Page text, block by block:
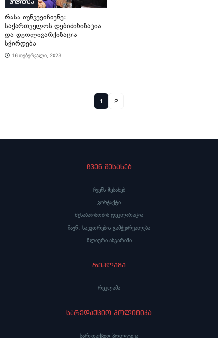
პოლიტიკა
რასა იუნკევიჩიენე:
საქართველოს დებიძინიზაცია
და დეოლიგარქიზაცია
სჭირდება
16 თებერვალი, 2023
1 2
ჩვენ შესახებ
ჩვენს შესახებ
კონტაქტი
შესაბამისობის დეკლარაცია
მაუწ. საკუთრების გამჭვირვალება
წლიური ანგარიში
რეკლამა
რეკლამა
სარედაქციო პოლიტიკა
სარედაქციო პოლიტიკა